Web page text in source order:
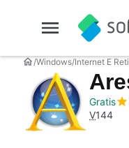
Windows Internet E Reti
Gratis
V144